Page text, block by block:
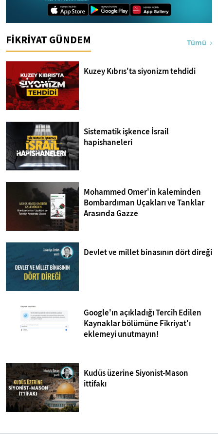
FİKRİYAT GÜNDEM Tümü
Kuzey Kıbrıs'ta siyonizm tehdidi
Sistematik işkence İsrail
hapishaneleri
Mohammed Omer'in kaleminden
Bombardıman Uçakları ve Tanklar
Arasında Gazze
Devlet ve millet binasının dört direği
Google'ın açıkladığı Tercih Edilen
Kaynaklar bölümüne Fikriyat'ı
eklemeyi unutmayın!
Kudüs üzerine Siyonist-Mason
ittifakı